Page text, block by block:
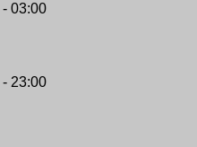
- 03:00
- 23:00